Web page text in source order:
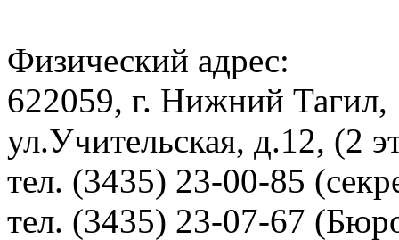
Физический адрес:
622059, г. Нижний Тагил,
ул.Учительская, д.12, (2
тел. (3435) 23-00-85
тел. (3435) 23-07-67